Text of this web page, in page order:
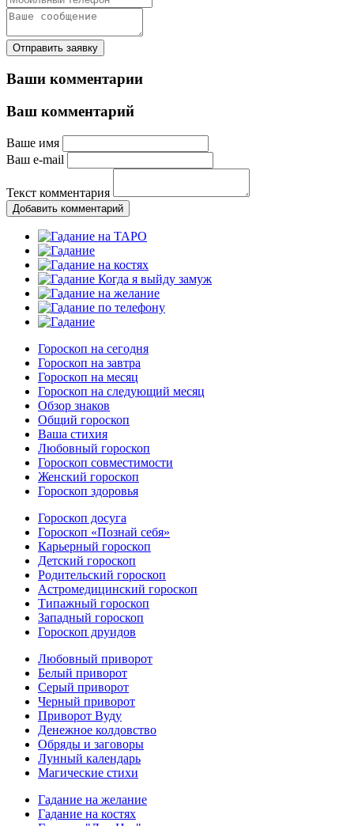
Отправить заявку
Ваши комментарии
Ваш комментарий
Ваше имя
Ваш e-mail
Текст комментария
Добавить комментарий
Гороскоп на сегодня
Гороскоп на завтра
Гороскоп на месяц
Гороскоп на следующий месяц
Обзор знаков
Общий гороскоп
Ваша стихия
Любовный гороскоп
Гороскоп совместимости
Женский гороскоп
Гороскоп здоровья
Гороскоп досуга
Гороскоп «Познай себя»
Карьерный гороскоп
Детский гороскоп
Родительский гороскоп
Астромедицинский гороскоп
Типажный гороскоп
Западный гороскоп
Гороскоп друидов
Любовный приворот
Белый приворот
Серый приворот
Черный приворот
Приворот Вуду
Денежное колдовство
Обряды и заговоры
Лунный календарь
Магические стихи
Гадание на желание
Гадание на костях